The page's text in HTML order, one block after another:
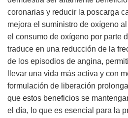
coronarias y reducir la poscarga
mejora el suministro de oxígeno
el consumo de oxígeno por parte
traduce en una reducción de la
de los episodios de angina,
llevar una vida más activa y con
formulación de liberación
que estos beneficios se
el día, lo que es esencial para la